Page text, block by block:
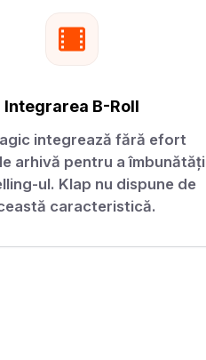
Integrarea B-Roll
integrează fără efort
arhivă pentru a îmbunătăți
ul. Klap nu dispune de
caracteristică.